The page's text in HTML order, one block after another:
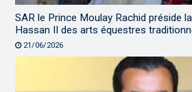
SAR le Prince Moulay Rachid préside
Hassan II des arts équestres
21/06/2026